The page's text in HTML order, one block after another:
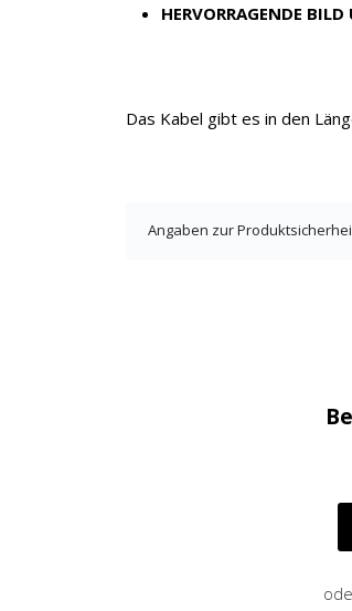
HERVORRAGENDE
Das Kabel gibt es in den
Angaben zur
KEINE ANGEBOTE
Mit der Anmeldung akzeptieren Sie
. Sie